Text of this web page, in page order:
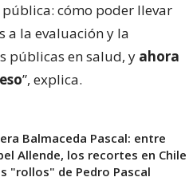
cómo poder llevar
a la evaluación y la
públicas en salud, y ahora
”, explica.
Balmaceda Pascal: entre
Allende, los recortes en Chile
"rollos" de Pedro Pascal